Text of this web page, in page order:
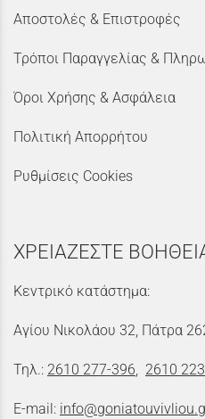
Αποστολές & Επιστροφές
Τρόποι Παραγγελίας &
Όροι Χρήσης & Ασφάλεια
Πολιτική Απορρήτου
Ρυθμίσεις Cookies
ΧΡΕΙΑΖΕΣΤΕ
Κεντρικό κατάστημα:
Αγίου Νικολάου 32, Πάτρα
Τηλ.: 2610 277-396, 2610
E-mail: